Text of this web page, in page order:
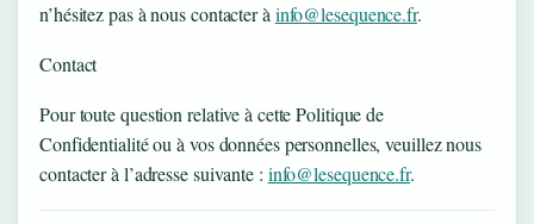
n’hésitez pas à nous contacter à info@lesequence.fr.
Contact
Pour toute question relative à cette Politique de
Confidentialité ou à vos données personnelles, veuillez nous
contacter à l’adresse suivante : info@lesequence.fr.